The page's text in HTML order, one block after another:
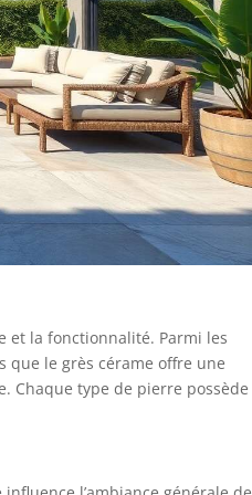
【DÉTAILS
】Contenu et
de la
: 2 chaise
maximale
: L x
x 60 x 29 cm
et la fonctionnalité. Parmi les
le grès cérame offre une
Chaque type de pierre possède